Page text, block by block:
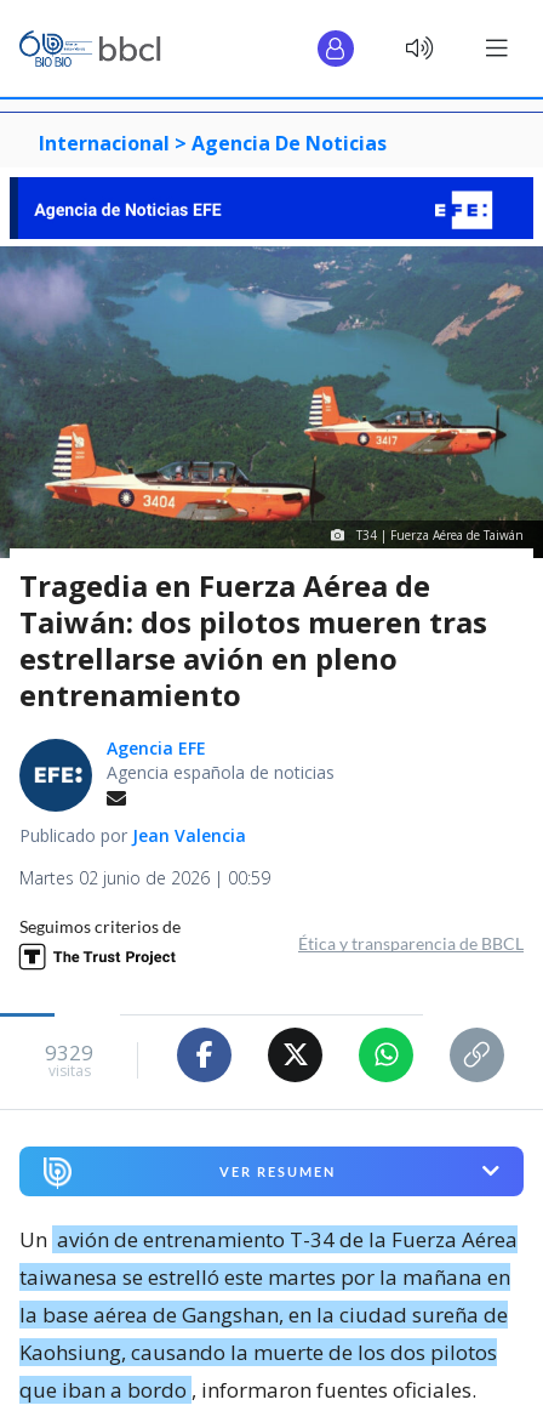
Internacional > Agencia De Noticias
T34 | Fuerza Aérea de Taiwán
Tragedia en Fuerza Aérea de
Taiwán: dos pilotos mueren tras
estrellarse avión en pleno
entrenamiento
Agencia EFE
Agencia española de noticias
Publicado por Jean Valencia
Martes 02 junio de 2026 | 00:59
Seguimos criterios de
Ética y transparencia de BBCL
9329
visitas
VER RESUMEN
Un avión de entrenamiento T-34 de la Fuerza Aérea
taiwanesa se estrelló este martes por la mañana en
la base aérea de Gangshan, en la ciudad sureña de
Kaohsiung, causando la muerte de los dos pilotos
que iban a bordo , informaron fuentes oficiales.